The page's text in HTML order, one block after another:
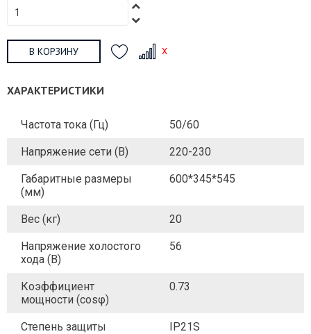
В КОРЗИНУ
ХАРАКТЕРИСТИКИ
Частота тока (Гц) 50/60
Напряжение сети (В) 220-230
Габаритные размеры
(мм)
600*345*545
Вес (кг) 20
Напряжение холостого
хода (В)
56
Коэффициент
мощности (cosφ)
0.73
Степень защиты IP21S